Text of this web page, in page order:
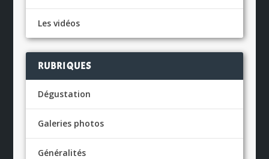
Les vidéos
RUBRIQUES
Dégustation
Galeries photos
Généralités